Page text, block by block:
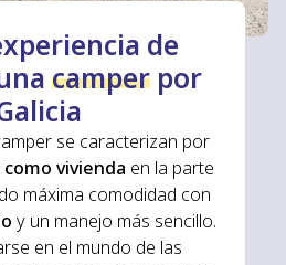
de
camperpor
se caracterizan por
vivienda en la parte
máxima comodidad con
y un manejo más sencillo.
en el mundo de las